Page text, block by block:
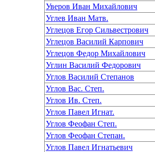
Уверов Иван Михайлович
Углев Иван Матв.
Углецов Егор Сильвестрович
Углецов Василий Карпович
Углецов Федор Михайлович
Углин Василий Федорович
Углов Василий Степанов
Углов Вас. Степ.
Углов Ив. Степ.
Углов Павел Игнат.
Углов Феофан Степ.
Углов Феофан Степан.
Углов Павел Игнатьевич